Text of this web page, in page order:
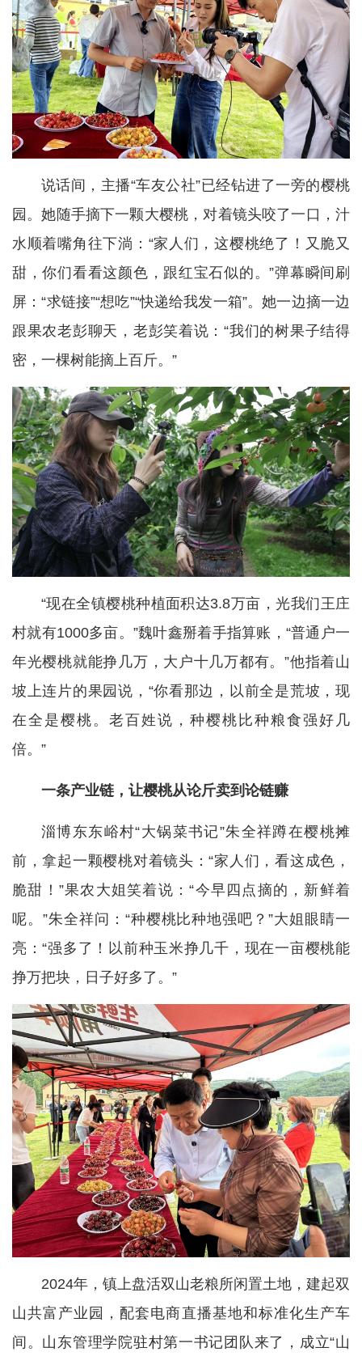
说话间，主播“车友公社”已经钻进了一旁的樱桃
园。她随手摘下一颗大樱桃，对着镜头咬了一口，汁
水顺着嘴角往下淌：“家人们，这樱桃绝了！又脆又
甜，你们看看这颜色，跟红宝石似的。”弹幕瞬间刷
屏：“求链接”“想吃”“快递给我发一箱”。她一边摘一边
跟果农老彭聊天，老彭笑着说：“我们的树果子结得
密，一棵树能摘上百斤。”
“现在全镇樱桃种植面积达3.8万亩，光我们王庄
村就有1000多亩。”魏叶鑫掰着手指算账，“普通户一
年光樱桃就能挣几万，大户十几万都有。”他指着山
坡上连片的果园说，“你看那边，以前全是荒坡，现
在全是樱桃。老百姓说，种樱桃比种粮食强好几
倍。”
一条产业链，让樱桃从论斤卖到论链赚
淄博东东峪村“大锅菜书记”朱全祥蹲在樱桃摊
前，拿起一颗樱桃对着镜头：“家人们，看这成色，
脆甜！”果农大姐笑着说：“今早四点摘的，新鲜着
呢。”朱全祥问：“种樱桃比种地强吧？”大姐眼睛一
亮：“强多了！以前种玉米挣几千，现在一亩樱桃能
挣万把块，日子好多了。”
2024年，镇上盘活双山老粮所闲置土地，建起双
山共富产业园，配套电商直播基地和标准化生产车
间。山东管理学院驻村第一书记团队来了，成立“山